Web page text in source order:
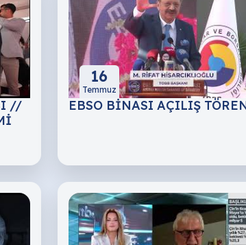
//
16
Temmuz
EBSO BİNASI AÇILIŞ